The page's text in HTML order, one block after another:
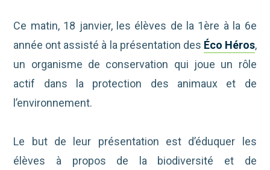
Ce matin, 18 janvier, les élèves de la 1ère à la 6e
année ont assisté à la présentation des Éco Héros,
un organisme de conservation qui joue un rôle
actif dans la protection des animaux et de
l’environnement.
Le but de leur présentation est d’éduquer les
élèves à propos de la biodiversité et de